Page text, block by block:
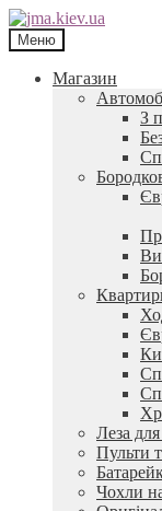
Перейти
до
навігації
Перейти
до
контенту
Меню
Магазин
З
Леза
Пульти
Чохли